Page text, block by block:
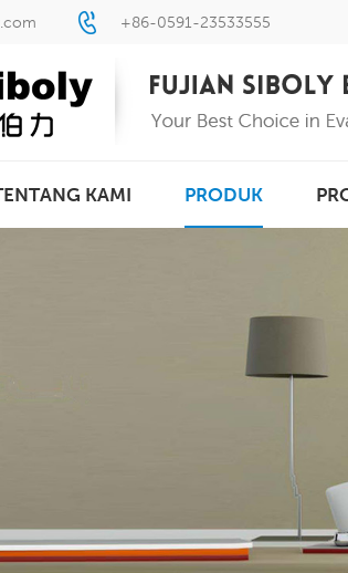
+86-0591-23533555
KAMI PRODUK